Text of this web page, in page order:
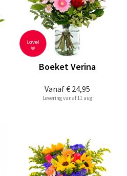
Vanaf€ 24,95
Boeket Verina
Levering vanaf 11 aug